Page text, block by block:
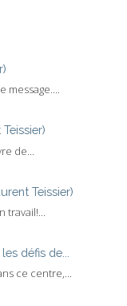
message....
de...
Teissier)
travail!...
défis de...
ce centre,...